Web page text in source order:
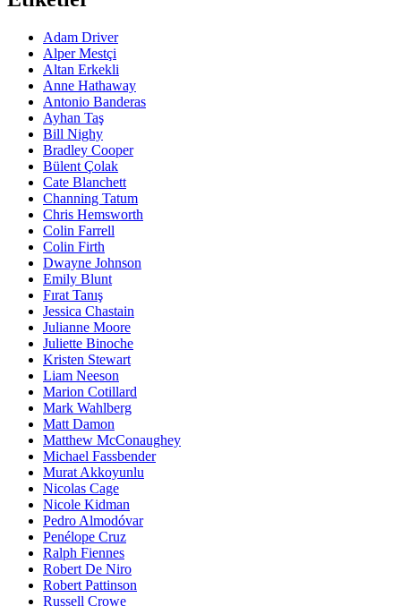
Adam Driver
Alper Mestçi
Altan Erkekli
Anne Hathaway
Antonio Banderas
Ayhan Taş
Bill Nighy
Bradley Cooper
Bülent Çolak
Cate Blanchett
Channing Tatum
Chris Hemsworth
Colin Farrell
Colin Firth
Dwayne Johnson
Emily Blunt
Fırat Tanış
Jessica Chastain
Julianne Moore
Juliette Binoche
Kristen Stewart
Liam Neeson
Marion Cotillard
Mark Wahlberg
Matt Damon
Matthew McConaughey
Michael Fassbender
Murat Akkoyunlu
Nicolas Cage
Nicole Kidman
Pedro Almodóvar
Penélope Cruz
Ralph Fiennes
Robert De Niro
Robert Pattinson
Russell Crowe